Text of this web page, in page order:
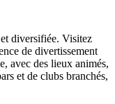
diversifiée. Visitez
de divertissement
avec des lieux animés,
et de clubs branchés,